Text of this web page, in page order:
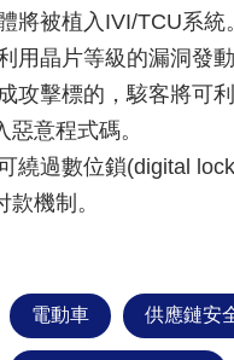
將被植入IVI/TCU系統。
用晶片等級的漏洞發動
攻擊標的，駭客將可
惡意程式碼。
繞過數位鎖(digital
款機制。
電動車 供應鏈安